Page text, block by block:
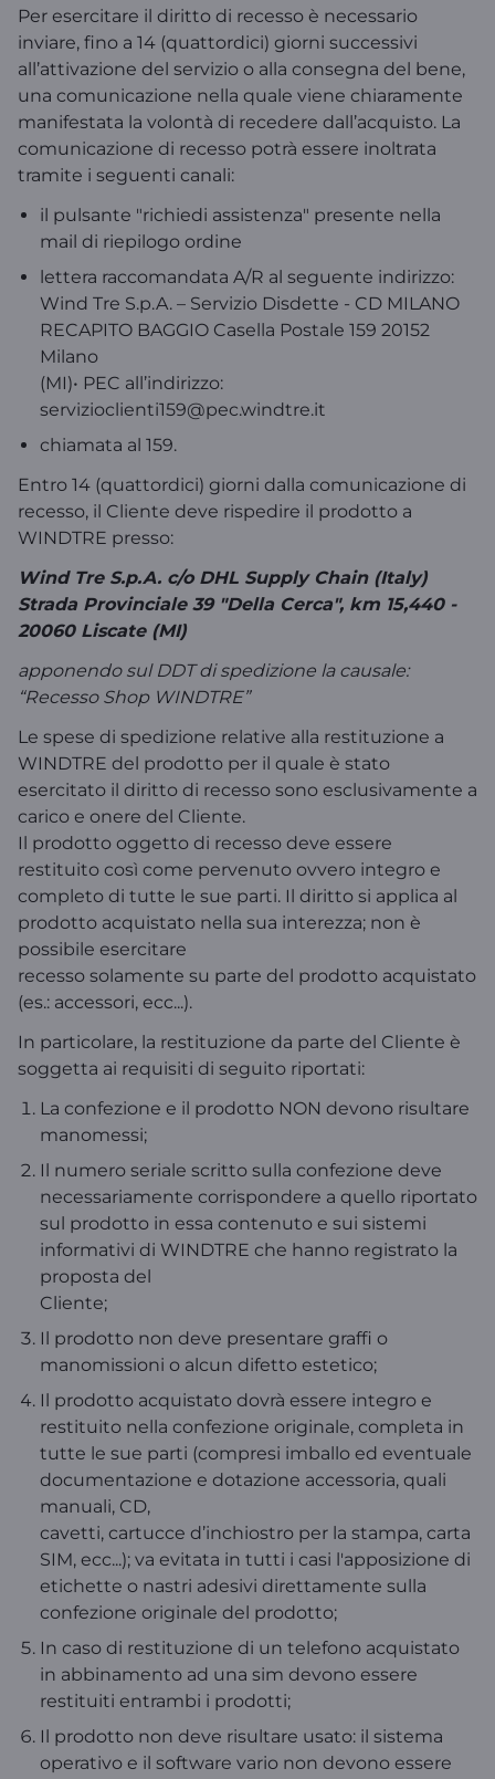
Per esercitare il diritto di recesso è necessario
inviare, fino a 14 (quattordici) giorni successivi
all’attivazione del servizio o alla consegna del bene,
una comunicazione nella quale viene chiaramente
manifestata la volontà di recedere dall’acquisto. La
comunicazione di recesso potrà essere inoltrata
tramite i seguenti canali:
il pulsante "richiedi assistenza" presente nella
mail di riepilogo ordine
lettera raccomandata A/R al seguente indirizzo:
Wind Tre S.p.A. – Servizio Disdette - CD MILANO
RECAPITO BAGGIO Casella Postale 159 20152
Milano
(MI)• PEC all’indirizzo:
servizioclienti159@pec.windtre.it
chiamata al 159.
Entro 14 (quattordici) giorni dalla comunicazione di
recesso, il Cliente deve rispedire il prodotto a
WINDTRE presso:
Wind Tre S.p.A. c/o DHL Supply Chain (Italy)
Strada Provinciale 39 "Della Cerca", km 15,440 -
20060 Liscate (MI)
apponendo sul DDT di spedizione la causale:
“Recesso Shop WINDTRE”
Le spese di spedizione relative alla restituzione a
WINDTRE del prodotto per il quale è stato
esercitato il diritto di recesso sono esclusivamente a
carico e onere del Cliente.
Il prodotto oggetto di recesso deve essere
restituito così come pervenuto ovvero integro e
completo di tutte le sue parti. Il diritto si applica al
prodotto acquistato nella sua interezza; non è
possibile esercitare
recesso solamente su parte del prodotto acquistato
(es.: accessori, ecc...).
In particolare, la restituzione da parte del Cliente è
soggetta ai requisiti di seguito riportati:
La confezione e il prodotto NON devono risultare
manomessi;
Il numero seriale scritto sulla confezione deve
necessariamente corrispondere a quello riportato
sul prodotto in essa contenuto e sui sistemi
informativi di WINDTRE che hanno registrato la
proposta del
Cliente;
Il prodotto non deve presentare graffi o
manomissioni o alcun difetto estetico;
Il prodotto acquistato dovrà essere integro e
restituito nella confezione originale, completa in
tutte le sue parti (compresi imballo ed eventuale
documentazione e dotazione accessoria, quali
manuali, CD,
cavetti, cartucce d’inchiostro per la stampa, carta
SIM, ecc...); va evitata in tutti i casi l'apposizione di
etichette o nastri adesivi direttamente sulla
confezione originale del prodotto;
In caso di restituzione di un telefono acquistato
in abbinamento ad una sim devono essere
restituiti entrambi i prodotti;
Il prodotto non deve risultare usato: il sistema
operativo e il software vario non devono essere